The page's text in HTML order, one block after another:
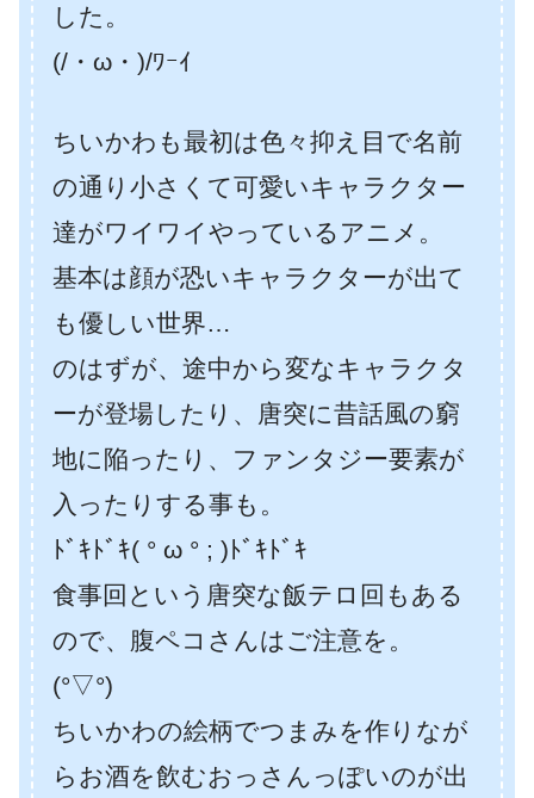
した。
(/・ω・)/ﾜｰｲ
ちいかわも最初は色々抑え目で名前
の通り小さくて可愛いキャラクター
達がワイワイやっているアニメ。
基本は顔が恐いキャラクターが出て
も優しい世界…
のはずが、途中から変なキャラクタ
ーが登場したり、唐突に昔話風の窮
地に陥ったり、ファンタジー要素が
入ったりする事も。
ﾄﾞｷﾄﾞｷ( ° ω ° ; )ﾄﾞｷﾄﾞｷ
食事回という唐突な飯テロ回もある
ので、腹ペコさんはご注意を。
(°▽°)
ちいかわの絵柄でつまみを作りなが
らお酒を飲むおっさんっぽいのが出